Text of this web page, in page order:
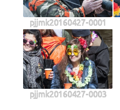
pjjmk20160427-0001
pjjmk20160427-0003